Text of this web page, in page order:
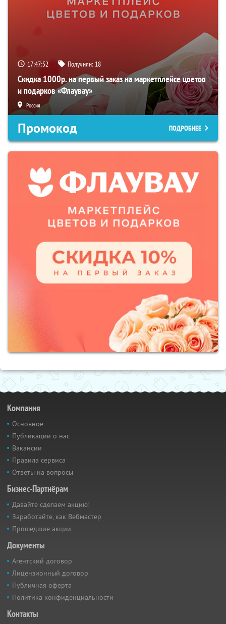
17:47:51 Получили: 18
Скидка 1000р. на первый заказ на маркетплейсе цветов
и подарков «Флаувау»
Россия
Промокод ПОДРОБНЕЕ
Компания
Основное
Публикации о нас
Вакансии
Правила сервиса
Ответы на вопросы
Бизнес-Партнёрам
Давайте сделаем акцию!
Заработайте, как Вебмастер
Прошедшие акции
Документы
Агентский договор
Лицензионный договор
Публичная оферта
Политика конфиденциальности
Контакты